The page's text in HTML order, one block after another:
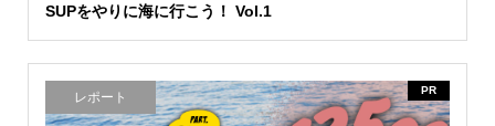
SUPをやりに海に行こう！ Vol.1
レポート PR